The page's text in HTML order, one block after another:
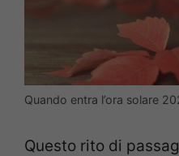
Quando entra l’ora solare
Questo rito di